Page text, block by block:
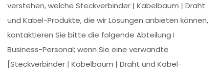
verstehen, welche Steckverbinder | Kabelbaum | Draht
und Kabel-Produkte, die wir Lösungen anbieten können,
kontaktieren Sie bitte die folgende Abteilung I
Business-Personal; wenn Sie eine verwandte
[Steckverbinder | Kabelbaum | Draht und Kabel-